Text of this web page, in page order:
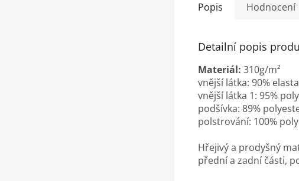
Popis Hodnocení
Detailní popis
Materiál: 310g/m²
vnější látka: 90%
vnější látka 1: 95%
podšívka: 89%
polstrování: 100%
Hřejivý a prodyšný
přední a zadní části,